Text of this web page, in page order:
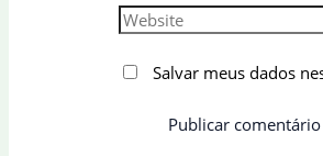
Website
Salvar meus dados